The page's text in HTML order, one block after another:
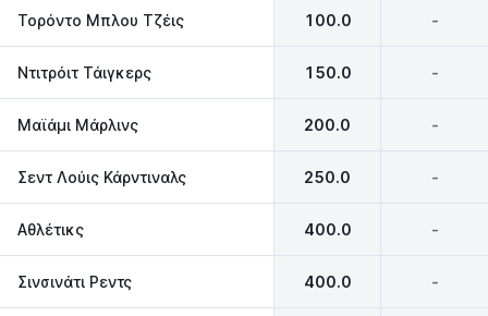
Τορόντο Μπλου Τζέις 100.0 -
Ντιτρόιτ Τάιγκερς 150.0 -
Μαϊάμι Μάρλινς 200.0 -
Σεντ Λούις Κάρντιναλς 250.0 -
Αθλέτικς 400.0 -
Σινσινάτι Ρεντς 400.0 -